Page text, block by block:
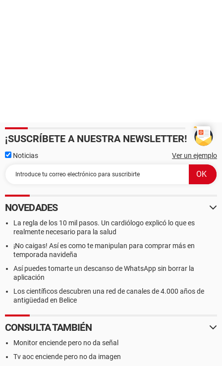
¡SUSCRÍBETE A NUESTRA NEWSLETTER!
Noticias Ver un ejemplo
NOVEDADES
La regla de los 10 mil pasos. Un cardiólogo explicó lo que es
realmente necesario para la salud
¡No caigas! Así es como te manipulan para comprar más en
temporada navideña
Así puedes tomarte un descanso de WhatsApp sin borrar la
aplicación
Los científicos descubren una red de canales de 4.000 años de
antigüedad en Belice
CONSULTA TAMBIÉN
Monitor enciende pero no da señal
Tv aoc enciende pero no da imagen